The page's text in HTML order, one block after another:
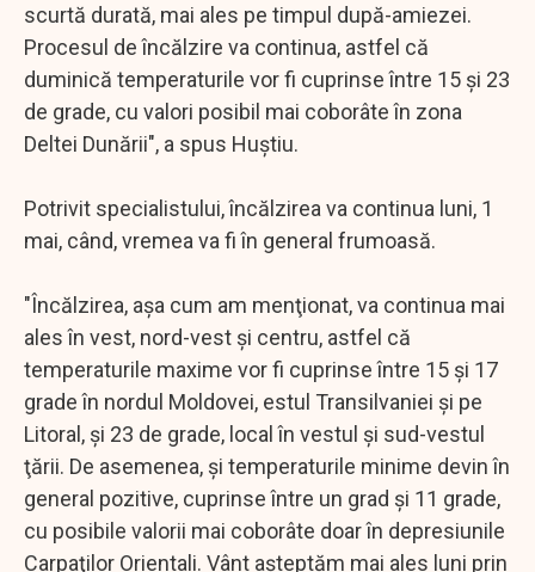
scurtă durată, mai ales pe timpul după-amiezei.
Procesul de încălzire va continua, astfel că
duminică temperaturile vor fi cuprinse între 15 şi 23
de grade, cu valori posibil mai coborâte în zona
Deltei Dunării", a spus Huştiu.
Potrivit specialistului, încălzirea va continua luni, 1
mai, când, vremea va fi în general frumoasă.
"Încălzirea, aşa cum am menţionat, va continua mai
ales în vest, nord-vest şi centru, astfel că
temperaturile maxime vor fi cuprinse între 15 şi 17
grade în nordul Moldovei, estul Transilvaniei şi pe
Litoral, şi 23 de grade, local în vestul şi sud-vestul
ţării. De asemenea, şi temperaturile minime devin în
general pozitive, cuprinse între un grad şi 11 grade,
cu posibile valorii mai coborâte doar în depresiunile
Carpaţilor Orientali. Vânt aşteptăm mai ales luni prin